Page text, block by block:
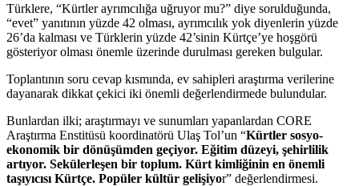
Türklere, “Kürtler ayrımcılığa uğruyor mu?” diye sorulduğunda,
“evet” yanıtının yüzde 42 olması, ayrımcılık yok diyenlerin yüzde
26’da kalması ve Türklerin yüzde 42’sinin Kürtçe’ye hoşgörü
gösteriyor olması önemle üzerinde durulması gereken bulgular.
Toplantının soru cevap kısmında, ev sahipleri araştırma verilerine
dayanarak dikkat çekici iki önemli değerlendirmede bulundular.
Bunlardan ilki; araştırmayı ve sunumları yapanlardan CORE
Araştırma Enstitüsü koordinatörü Ulaş Tol’un “Kürtler sosyo-
ekonomik bir dönüşümden geçiyor. Eğitim düzeyi, şehirlilik
artıyor. Sekülerleşen bir toplum. Kürt kimliğinin en önemli
taşıyıcısı Kürtçe. Popüler kültür gelişiyor” değerlendirmesi.